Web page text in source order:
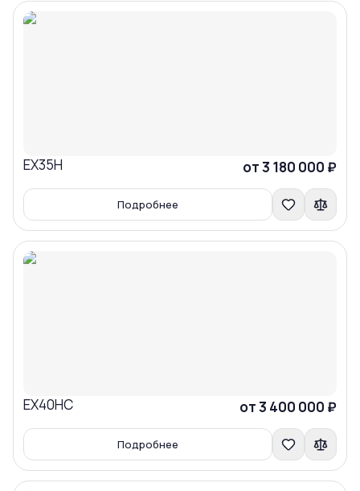
EX35H от 3 180 000 ₽
Подробнее
Сравнить
EX40HC от 3 400 000 ₽
Подробнее
Сравнить